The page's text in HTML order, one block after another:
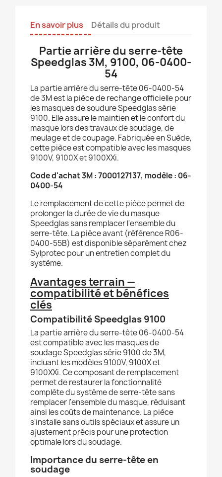
En savoir plus Détails du produit
Partie arrière du serre-tête
Speedglas 3M, 9100, 06-0400-
54
La partie arrière du serre-tête 06-0400-54
de 3M est la pièce de rechange officielle pour
les masques de soudure Speedglas série
9100. Elle assure le maintien et le confort du
masque lors des travaux de soudage, de
meulage et de coupage. Fabriquée en Suède,
cette pièce est compatible avec les masques
9100V, 9100X et 9100XXi.
Code d'achat 3M : 7000127137, modèle : 06-
0400-54
Le remplacement de cette pièce permet de
prolonger la durée de vie du masque
Speedglas sans remplacer l'ensemble du
serre-tête. La pièce avant (référence R06-
0400-55B) est disponible séparément chez
Sylprotec pour un entretien complet du
système.
Avantages terrain —
compatibilité et bénéfices
clés
Compatibilité Speedglas 9100
La partie arrière du serre-tête 06-0400-54
est compatible avec les masques de
soudage Speedglas série 9100 de 3M,
incluant les modèles 9100V, 9100X et
9100XXi. Ce composant de remplacement
permet de restaurer la fonctionnalité
complète du système de serre-tête sans
remplacer l'ensemble du masque, réduisant
ainsi les coûts de maintenance. La pièce
s'installe sans outils spéciaux et assure un
ajustement précis pour une protection
optimale lors du soudage.
Importance du serre-tête en
soudage